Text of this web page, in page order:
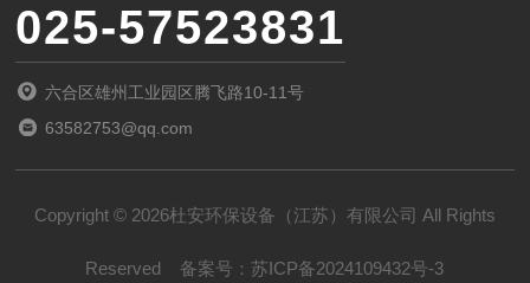
025-57523831
六合区雄州工业园区腾飞路10-11号
63582753@qq.com
Copyright © 2026杜安环保设备（江苏）有限公司 All Rights
Reserved 备案号：苏ICP备2024109432号-3